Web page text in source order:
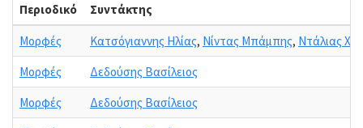
Περιοδικό Συντάκτης
Μορφές Κατσόγιαννης Ηλίας, Νίντας Μπάμπης, Ντάλιας
Μορφές
Δεδούσης Βασίλειος
Μορφές
Δεδούσης Βασίλειος